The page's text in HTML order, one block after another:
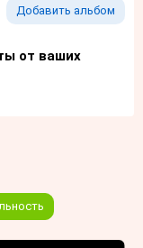
Добавить альбом
от ваших